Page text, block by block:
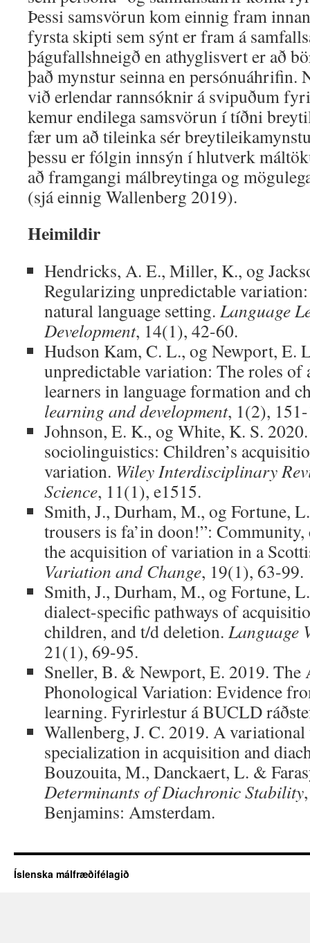
Þessi samsvörun kom einnig fram
fyrsta skipti sem sýnt er fram á
þágufallshneigð en athyglisvert er að
það mynstur seinna en persónuáhrifin.
við erlendar rannsóknir á svipuðum
kemur endilega samsvörun í tíðni
fær um að tileinka sér
þessu er fólgin innsýn í hlutverk
að framgangi málbreytinga og
(sjá einnig Wallenberg 2019).
Heimildir
Hendricks, A. E., Miller, K., og
Regularizing unpredictable
natural language setting. Language
Development, 14(1), 42-60.
Hudson Kam, C. L., og Newport, E.
unpredictable variation: The roles of
learners in language formation and
learning and development, 1(2),
Johnson, E. K., og White, K. S.
sociolinguistics: Children’s
variation. Wiley Interdisciplinary
Science, 11(1), e1515.
Smith, J., Durham, M., og Fortune,
trousers is fa’in doon!”:
the acquisition of variation in a
Variation and Change, 19(1), 63-99.
Smith, J., Durham, M., og Fortune,
dialect-specific pathways of
children, and t/d deletion. Language
21(1), 69-95.
Sneller, B. & Newport, E. 2019.
Phonological Variation: Evidence
learning. Fyrirlestur á BUCLD
Wallenberg, J. C. 2019. A
specialization in acquisition and
Bouzouita, M., Danckaert, L. &
Determinants of Diachronic Stability
Benjamins: Amsterdam.
Íslenska málfræðifélagið